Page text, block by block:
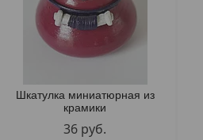
Шкатулка миниатюрная из
крамики
36 руб.